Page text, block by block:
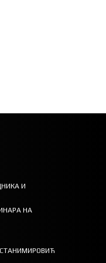
И
НА